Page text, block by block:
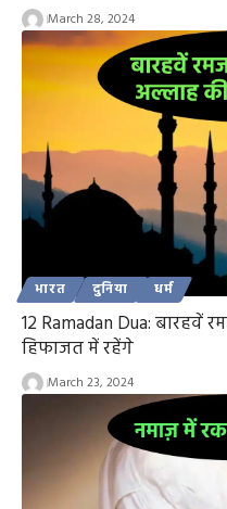
March 28, 2024
भारत दुनिया धर्म
12 Ramadan Dua: बारहवें
हिफाजत में रहेंगे
March 23, 2024